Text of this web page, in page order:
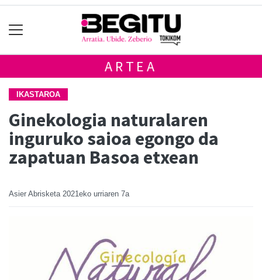
ARTEA
IKASTAROA
Ginekologia naturalaren
inguruko saioa egongo da
zapatuan Basoa etxean
Asier Abrisketa 2021eko urriaren 7a